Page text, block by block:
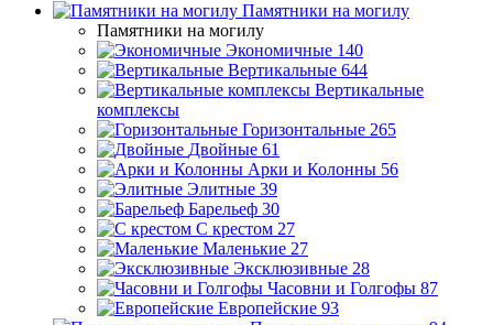
Памятники на могилу
Памятники на могилу
Экономичные 140
Вертикальные 644
Вертикальные
комплексы
Горизонтальные 265
Двойные 61
Арки и Колонны 56
Элитные 39
Барельеф 30
С крестом 27
Маленькие 27
Эксклюзивные 28
Часовни и Голгофы 87
Европейские 93